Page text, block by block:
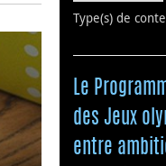
Type(s) de
Le
des Jeux
entre